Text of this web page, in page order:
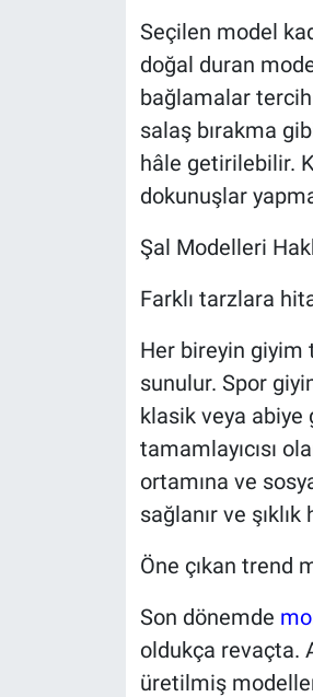
Seçilen model
doğal duran
bağlamalar
salaş bırakma
hâle getirilebilir.
dokunuşlar
Şal Modelleri
Farklı tarzlara
Her bireyin giyim
sunulur. Spor
klasik veya abiye
tamamlayıcısı
ortamına ve
sağlanır ve
Öne çıkan trend
Son dönemde
oldukça revaçta.
üretilmiş